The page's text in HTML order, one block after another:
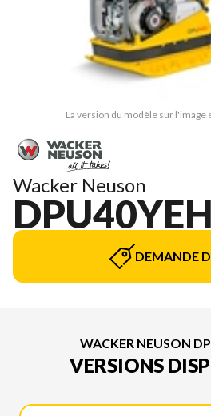
La version du modèle sur l'image
Wacker Neuson
DEMANDE
WACKER NEUSON
VERSIONS